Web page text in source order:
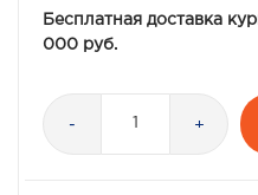
Бесплатная доставка
000 руб.
- +